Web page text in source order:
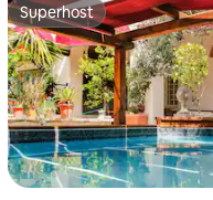
Superhost
Superhost